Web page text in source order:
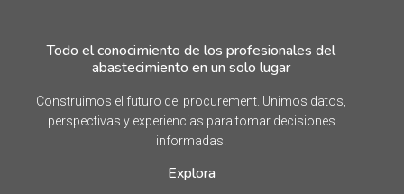
Todo el conocimiento de los profesionales del
abastecimiento en un solo lugar
Construimos el futuro del procurement. Unimos datos,
perspectivas y experiencias para tomar decisiones
informadas.
Explora